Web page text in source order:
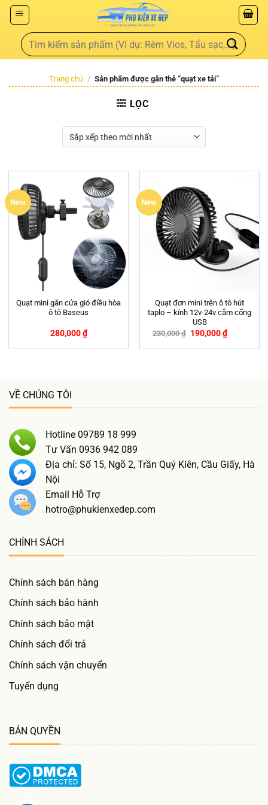
Trang chủ / Sản phẩm được gắn thẻ “quạt xe tải”
LỌC
New
Quạt mini gắn cửa gió điều hòa
ô tô Baseus
280,000₫
New
Quạt đơn mini trên ô tô hút
taplo – kính 12v-24v cắm cổng
USB
230,000₫ 190,000₫
VỀ CHÚNG TÔI
Hotline 09789 18 999
Tư Vấn 0936 942 089
Địa chỉ: Số 15, Ngõ 2, Trần Quý Kiên, Cầu Giấy, Hà
Nội
Email Hỗ Trợ
hotro@phukienxedep.com
CHÍNH SÁCH
Chính sách bán hàng
Chính sách bảo hành
Chính sách bảo mật
Chính sách đổi trả
Chính sách vận chuyển
Tuyển dụng
BẢN QUYỀN